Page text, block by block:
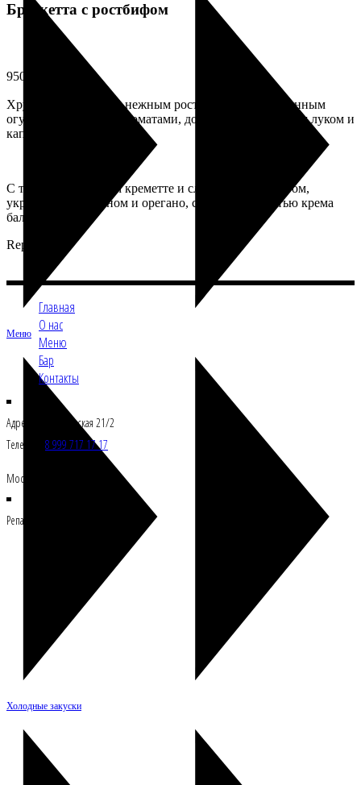
Меню
Холодные закуски
Брускетта с ростбифом
950
Хрустящая чиабата с нежным ростбифом, маринованным
огурцом и вялеными томатами, дополненная красным луком и
каперсами.
С творожным сыром креметте и сливочным акцентом,
украшена пармезаном и орегано, с лёгкой сладостью крема
бальзамик.
Repastcafe
Главная
О нас
Меню
Бар
Контакты
Адрес: Ул.Б.Филевская 21/2
Телефон: 8 999 717 17 17
Москва, Росссия 121108
Репасткафе © Все права защищены